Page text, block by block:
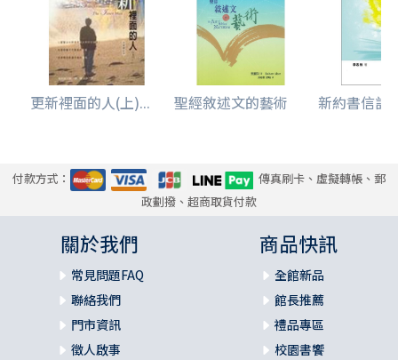
更新裡面的人(上)... 聖經敘述文的藝術 新約書信詮
付款方式：
傳真刷卡、虛擬轉帳、郵
政劃撥、超商取貨付款
關於我們
常見問題FAQ
聯絡我們
門市資訊
徵人啟事
商品快訊
全館新品
館長推薦
禮品專區
校園書饗